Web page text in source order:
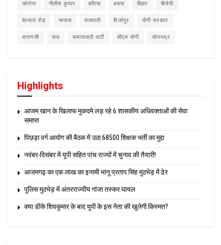
कोरोना नीतीश कुमार बलिया बसपा बिहार बीजेपी
बेल्थरा रोड भाजपा मायावती मिर्जापुर योगी सरकार
वाराणसी सपा समाजवादी पार्टी सीएम योगी सोनभद्र
Highlights
आजम खान के खिलाफ मुकदमे लड़ रहे 6 शासकीय अधिवक्ताओं की सेवा
समाप्त
पिछड़ा वर्ग आयोग की बैठक में उठा 68500 शिक्षक भर्ती का मुद्दा
नवंबर-दिसंबर में यूपी सहित पांच राज्यों में चुनाव की तैयारी!
आजमगढ़ का एक लाख का इनामी भानू प्रताप सिंह मुठभेड़ में ढेर
पुलिस मुठभेड़ में अंतरराज्यीय गांजा तस्कर घायल
क्या डीके शिवकुमार के बाद यूपी के इस नेता की खुलेगी किस्मत?